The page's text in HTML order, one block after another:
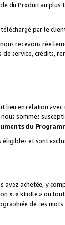
du Produit au plus
par le
recevons
service, crédits,
lieu en relation
sommes
du
et sont
achetée, y
», « kindle » ou
de ces mots